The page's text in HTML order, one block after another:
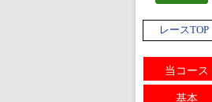
レースTOP
当コース
基本